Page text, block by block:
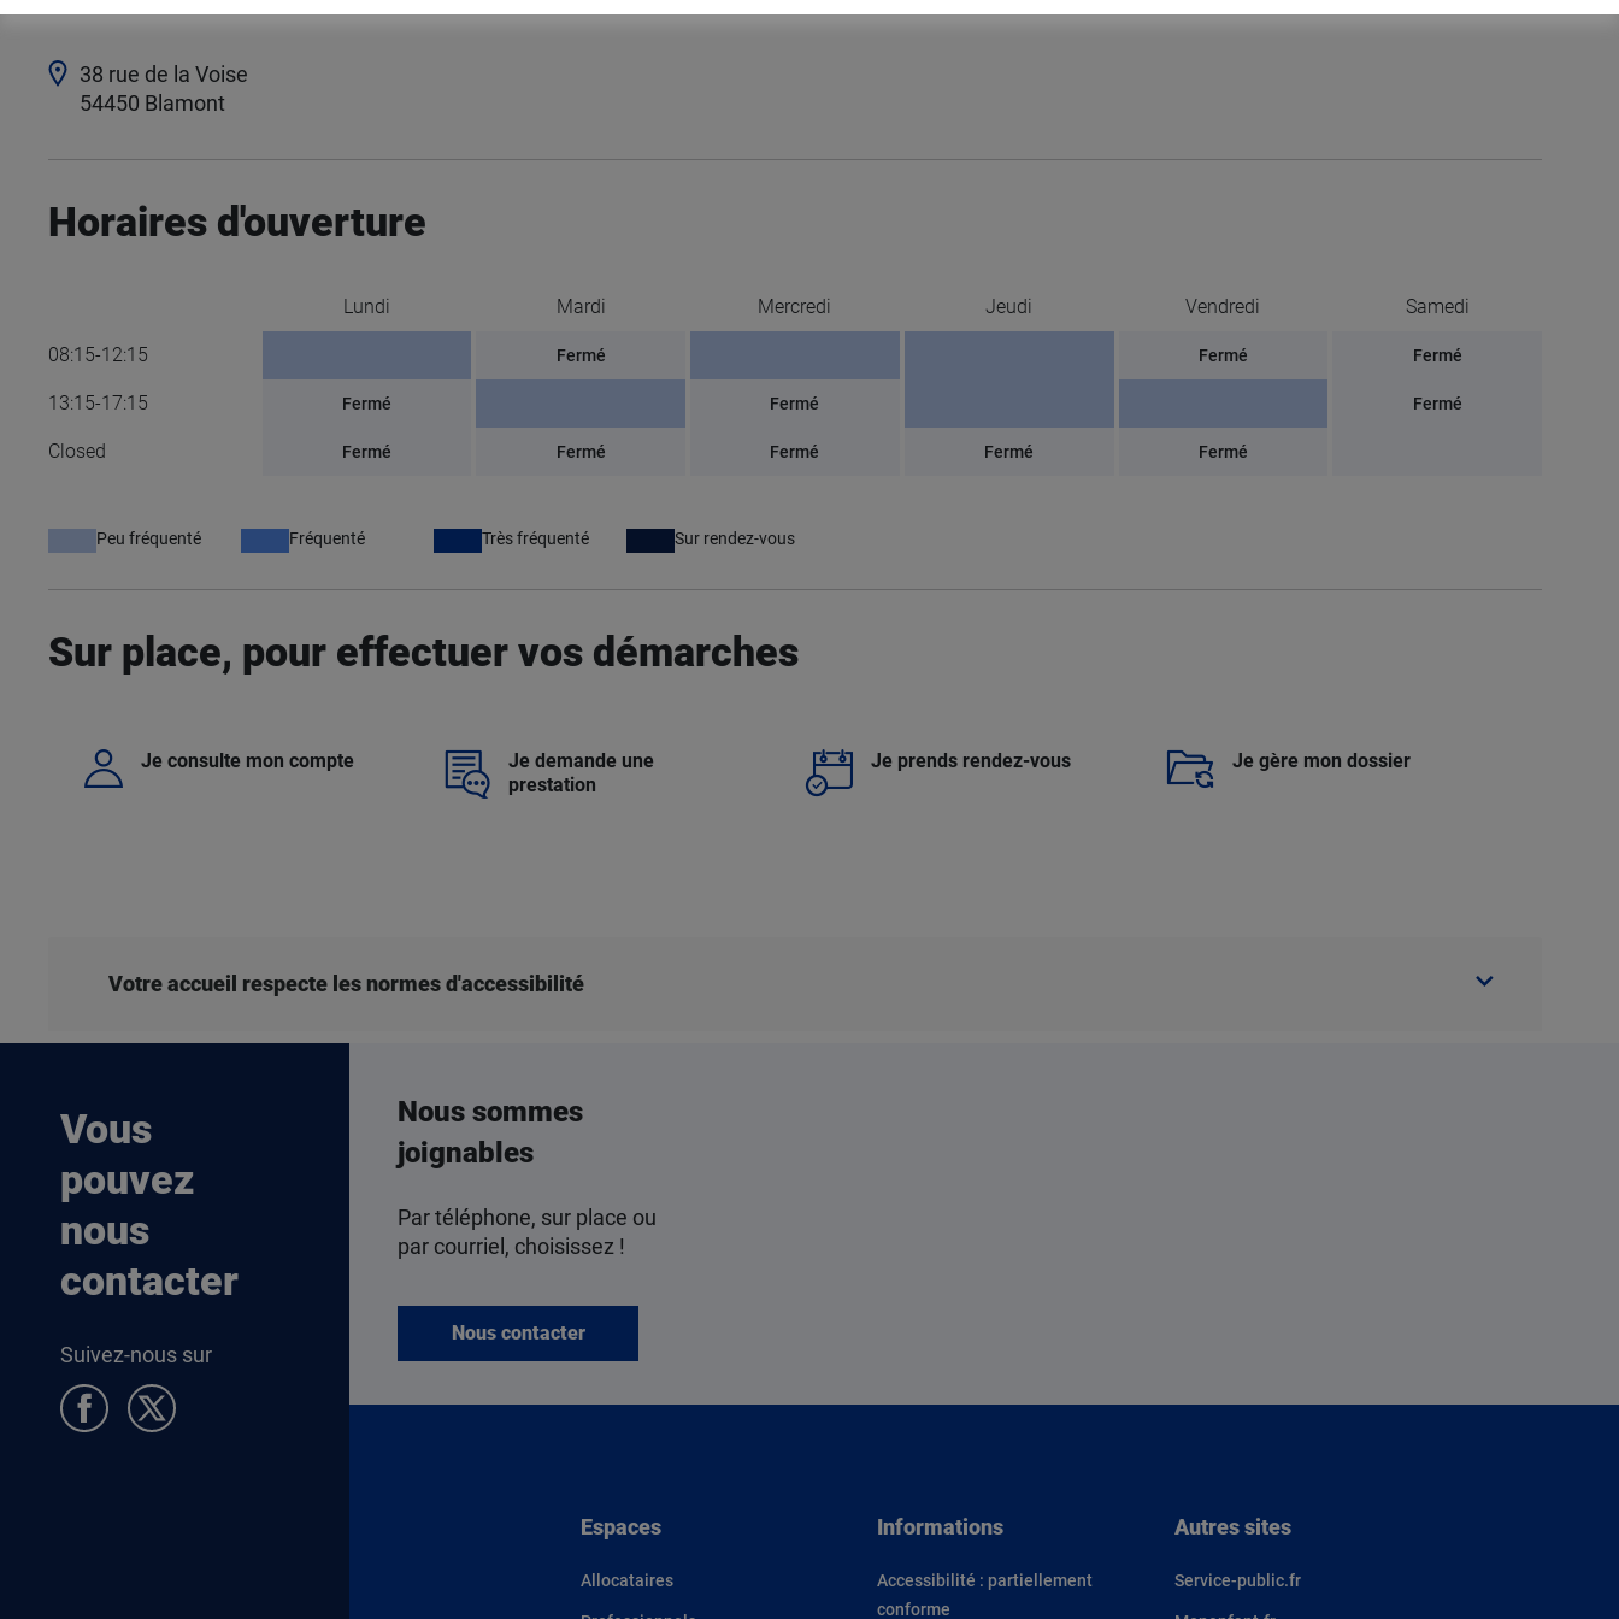
38 rue de la Voise
54450 Blamont
Horaires d'ouverture
Lundi Mardi Mercredi Jeudi Vendredi Samedi
08:15-12:15 Fermé Fermé Fermé
13:15-17:15 Fermé Fermé Fermé
Closed Fermé Fermé Fermé Fermé Fermé
Peu fréquenté Fréquenté Très fréquenté Sur rendez-vous
Sur place, pour effectuer vos démarches
Je consulte mon compte
Je demande une
prestation
Je prends rendez-vous Je gère mon dossier
Votre accueil respecte les normes d'accessibilité
Vous
pouvez
nous
contacter
Suivez-nous sur
Nous sommes
joignables
Par téléphone, sur place ou
par courriel, choisissez !
Nous contacter
Espaces
Allocataires
Informations
Accessibilité : partiellement
conforme
Autres sites
Service-public.fr